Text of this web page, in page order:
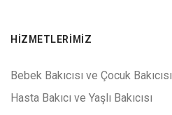
HIZMETLERIMIZ
Bebek Bakıcısı ve Çocuk Bakıcısı
Hasta Bakıcı ve Yaşlı Bakıcısı